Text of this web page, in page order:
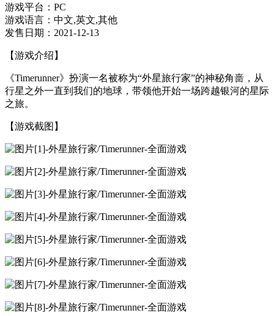
游戏平台：PC
游戏语言：中文,英文,其他
发售日期：2021-12-13
【游戏介绍】
《Timerunner》扮演一名被称为“外星旅行家”的神秘角啬，从
行星之外一直到我们的地球，带领他开始一场跨越银河的星际
之旅。
【游戏截图】